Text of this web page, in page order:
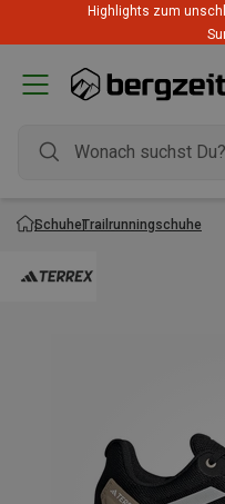
Highlights zum
SchuheTrailrunningschuhe